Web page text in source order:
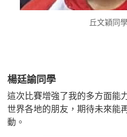
丘文穎同
楊廷諭同學
這次比賽增強了我的多方面能
世界各地的朋友，期待未來能
動。